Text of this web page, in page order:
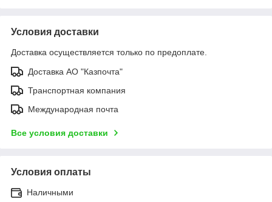
Условия доставки
Доставка осуществляется только по предоплате.
Доставка АО "Казпочта"
Транспортная компания
Международная почта
Все условия доставки
Условия оплаты
Наличными